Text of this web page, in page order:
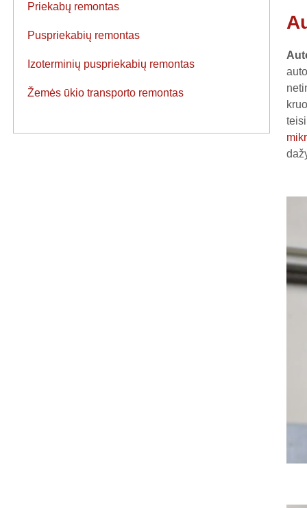
Priekabų remontas
Puspriekabių remontas
Izoterminių puspriekabių remontas
Žemės ūkio transporto remontas